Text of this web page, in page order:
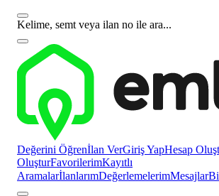
Kelime, semt veya ilan no ile ara...
Değerini Öğrenİlan VerGiriş YapHesap
OluşturFavorilerimKayıtlı
AramalarİlanlarımDeğerlemelerimMesajlar